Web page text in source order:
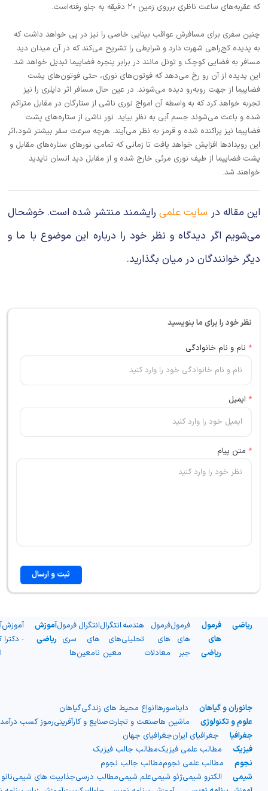
که عقربه‌های ساعت ناظری برروی زمین ۲۰ دقیقه به جلو رفته‌است.
چنین سفری برای مسافرش عواقب بینایی خاصی را نیز در پی خواهد داشت که
به پدیده کج‌راهی شهرت دارد و شرایطی را تشریح می‌کند که در آن میدان دید
مسافر به فضایی کوچک و تونل مانند در برابر پنجره فضاپیما تبدیل خواهد شد.
این پدیده از آن رو رخ می‌دهد که فوتون‌های نوری، حتی فوتون‌های پشت
فضاپیما از جهت روبه‌رو دیده می‌شوند. در عین حال مسافر اثر داپلری را نیز
تجربه خواهد کرد که به واسطه آن امواج نوری ناشی از ستارگان در مقابل متراکم
شده و باعث می‌شوند جسم آبی به نظر بیاید. نور ناشی از ستاره‌های پشت
فضاپیما نیز پراکنده شده و قرمز به نظر می‌آیند. هرچه سرعت سفر بیشتر شود،‌اثر
این رویداد‌ها افزایش خواهد یافت تا زمانی که تمامی نورهای ستاره‌های مقابل و
پشت فضاپیما از طیف نوری مرئی خارج شده و از مقابل دید انسان ناپدید
خواهند شد.
این مقاله در سایت علمیرایشمند منتشر شده است. خوشحال
می‌شویم اگر دیدگاه و نظر خود را درباره این موضوع با ما و
دیگر خوانندگان در میان بگذارید.
نظر خود را برای ما بنویسید
* نام و نام خانوادگی
* ایمیل
* متن پیام
ثبت و ارسال
ریاضی
فرمول
های
ریاضی
فرمول
های
جبر
فرمول
های
معادلات
هندسه
تحلیلی
انتگرال
های
معین
انتگرال
های
نامعین
فرمول
سری
ها
آموزش
ریاضی
آموزش
- دکترا
جانوران و گیاهان دایناسورهاانواع محیط های زندگیگیاهان
علوم و تکنولوژی
ماشین هاصنعت و تجارتصنایع و کارآفرینیرموز کسب درآمد
جغرافیا
جغرافیای ایرانجغرافیای جهان
فیزیک
مطالب علمی فیزیکمطالب جالب فیزیک
نجوم
مطالب علمی نجوممطالب جالب نجوم
شیمی
الکترو شیمیژئو شیمیعلم شیمیمطالب درسیجذابیت های شیمی